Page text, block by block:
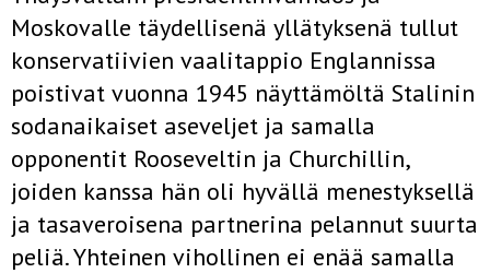
Moskovalle täydellisenä yllätyksenä tullut
konservatiivien vaalitappio Englannissa
poistivat vuonna 1945 näyttämöltä Stalinin
sodanaikaiset aseveljet ja samalla
opponentit Rooseveltin ja Churchillin,
joiden kanssa hän oli hyvällä menestyksellä
ja tasaveroisena partnerina pelannut suurta
peliä. Yhteinen vihollinen ei enää samalla